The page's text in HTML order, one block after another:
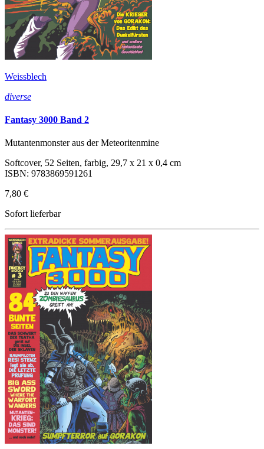
Weissblech
diverse
Fantasy 3000 Band 2
Mutantenmonster aus der Meteoritenmine
Softcover, 52 Seiten, farbig, 29,7 x 21 x 0,4 cm
ISBN: 9783869591261
7,80 €
Sofort lieferbar